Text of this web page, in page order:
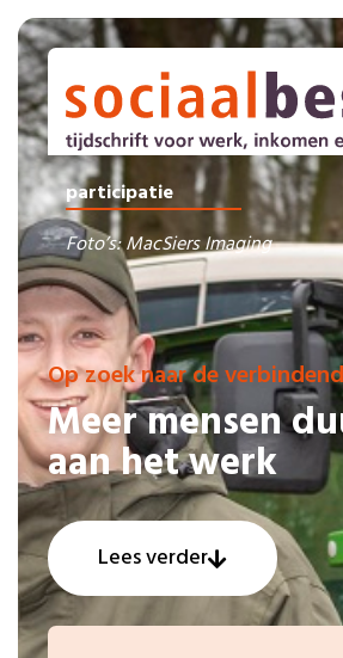
participatie
Foto’s: MacSiers Imaging
Op zoek naar de
Meer mensen
aan het werk
Lees verder